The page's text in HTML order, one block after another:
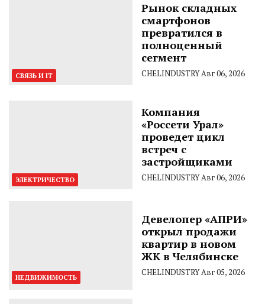
СВЯЗЬ И IT
Рынок складных
смартфонов
превратился в
полноценный
сегмент
CHELINDUSTRYАвг 06, 2026
ЭЛЕКТРИЧЕСТВО
Компания
«Россети Урал»
проведет цикл
встреч с
застройщиками
CHELINDUSTRYАвг 06, 2026
НЕДВИЖИМОСТЬ
Девелопер «АПРИ»
открыл продажи
квартир в новом
ЖК в Челябинске
CHELINDUSTRYАвг 05, 2026